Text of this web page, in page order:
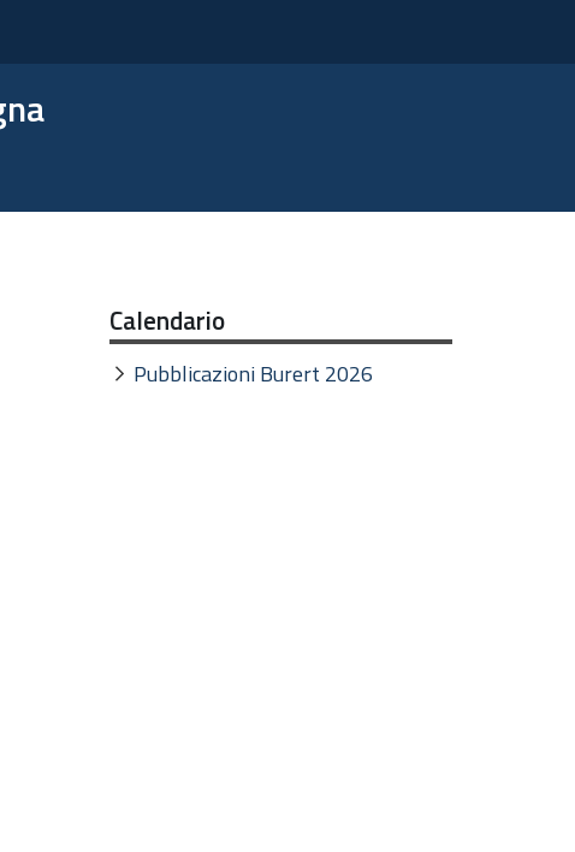
per il
livello
il
Calendario
Pubblicazioni Burert 2026